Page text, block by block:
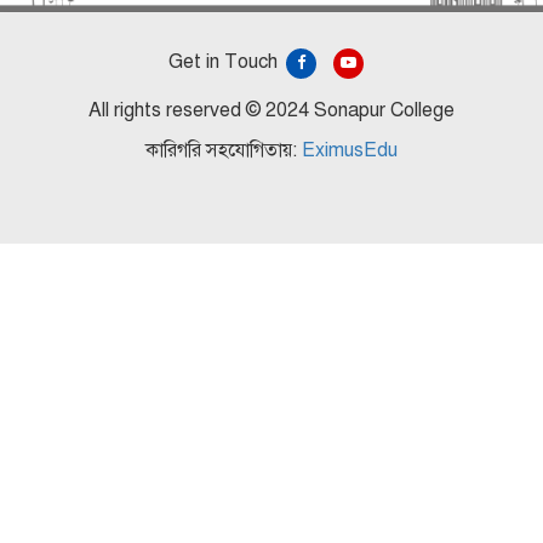
Get in Touch
All rights reserved © 2024 Sonapur College
কারিগরি সহযোগিতায়: EximusEdu